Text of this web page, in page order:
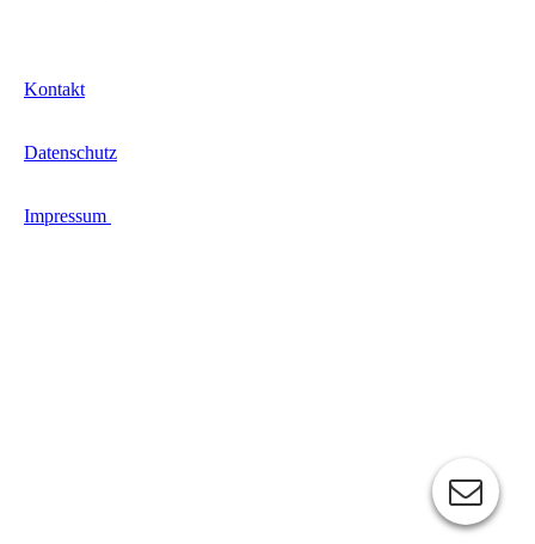
Kontakt
Datenschutz
Impressum